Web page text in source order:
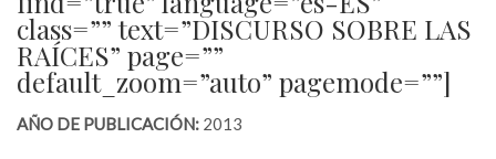
class=”” text=”DISCURSO SOBRE LAS
RAÍCES” page=””
default_zoom=”auto” pagemode=””]
AÑO DE PUBLICACIÓN: 2013